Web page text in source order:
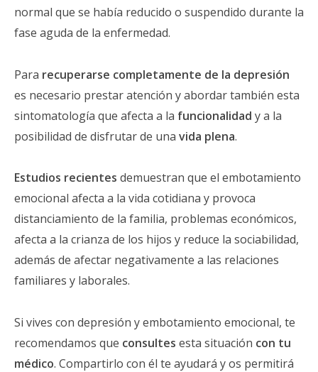
normal que se había reducido o suspendido durante la
fase aguda de la enfermedad.
Para recuperarse completamente de la depresión
es necesario prestar atención y abordar también esta
sintomatología que afecta a la funcionalidad y a la
posibilidad de disfrutar de una vida plena.
Estudios recientes demuestran que el embotamiento
emocional afecta a la vida cotidiana y provoca
distanciamiento de la familia, problemas económicos,
afecta a la crianza de los hijos y reduce la sociabilidad,
además de afectar negativamente a las relaciones
familiares y laborales.
Si vives con depresión y embotamiento emocional, te
recomendamos que consultes esta situación con tu
médico. Compartirlo con él te ayudará y os permitirá